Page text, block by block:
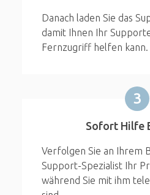
Danach laden Sie das
damit Ihnen Ihr
Fernzugriff helfen kann.
3
Sofort Hilfe
Verfolgen Sie an Ihrem
Support-Spezialist Ihr
während Sie mit ihm